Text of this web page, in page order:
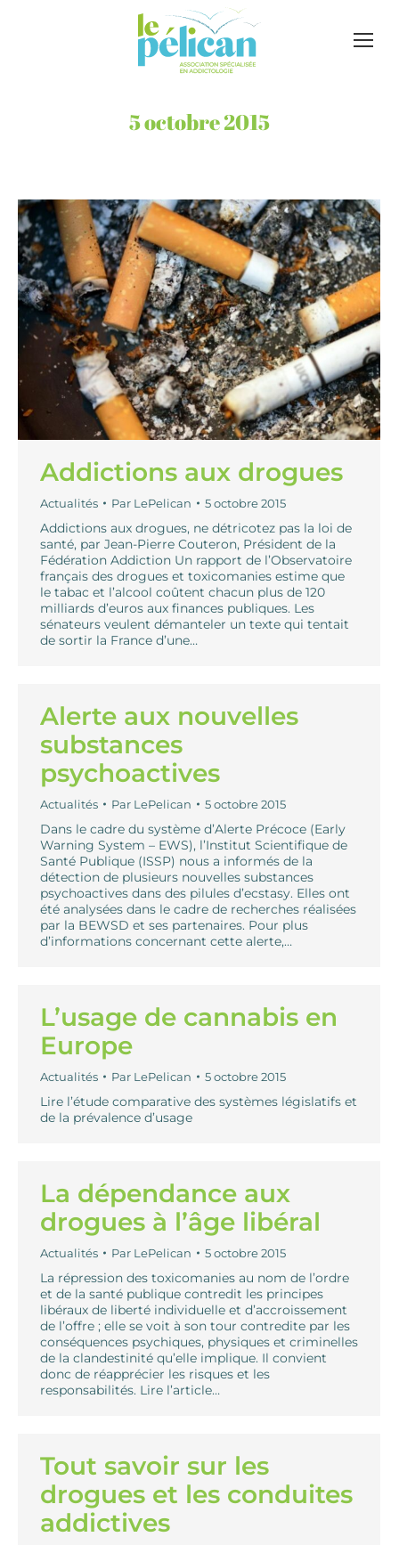
5 octobre 2015
Addictions aux drogues
Actualités Par LePelican 5 octobre 2015
Addictions aux drogues, ne détricotez pas la loi de
santé, par Jean-Pierre Couteron, Président de la
Fédération Addiction Un rapport de l’Observatoire
français des drogues et toxicomanies estime que
le tabac et l’alcool coûtent chacun plus de 120
milliards d’euros aux finances publiques. Les
sénateurs veulent démanteler un texte qui tentait
de sortir la France d’une…
Alerte aux nouvelles
substances
psychoactives
Actualités Par LePelican 5 octobre 2015
Dans le cadre du système d’Alerte Précoce (Early
Warning System – EWS), l’Institut Scientifique de
Santé Publique (ISSP) nous a informés de la
détection de plusieurs nouvelles substances
psychoactives dans des pilules d’ecstasy. Elles ont
été analysées dans le cadre de recherches réalisées
par la BEWSD et ses partenaires. Pour plus
d’informations concernant cette alerte,…
L’usage de cannabis en
Europe
Actualités Par LePelican 5 octobre 2015
Lire l’étude comparative des systèmes législatifs et
de la prévalence d’usage
La dépendance aux
drogues à l’âge libéral
Actualités Par LePelican 5 octobre 2015
La répression des toxicomanies au nom de l’ordre
et de la santé publique contredit les principes
libéraux de liberté individuelle et d’accroissement
de l’offre ; elle se voit à son tour contredite par les
conséquences psychiques, physiques et criminelles
de la clandestinité qu’elle implique. Il convient
donc de réapprécier les risques et les
responsabilités. Lire l’article…
Tout savoir sur les
drogues et les conduites
addictives